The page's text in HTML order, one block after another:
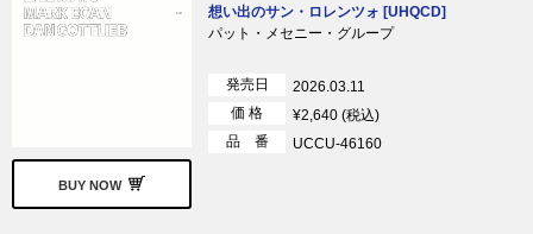
BUY NOW
想い出のサン・ロレンツォ [UHQCD]
パット・メセニー・グループ
発売日
2026.03.11
価 格
¥2,640 (税込)
品 番
UCCU-46160